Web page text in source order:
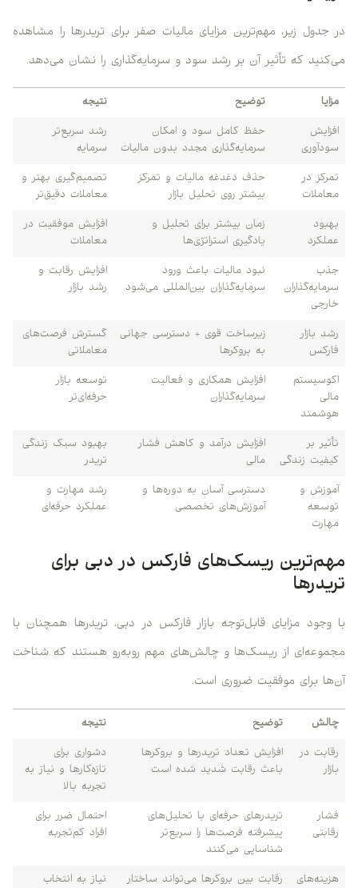
در جدول زیر، مهم‌ترین مزایای مالیات صفر برای تریدرها را مشاهده
می‌کنید که تأثیر آن بر رشد سود و سرمایه‌گذاری را نشان می‌دهد.
مزایا توضیح نتیجه
افزایش
سودآوری
حفظ کامل سود و امکان
سرمایه‌گذاری مجدد بدون مالیات
رشد سریع‌تر
سرمایه
تمرکز در
معاملات
حذف دغدغه مالیات و تمرکز
بیشتر روی تحلیل بازار
تصمیم‌گیری بهتر و
معاملات دقیق‌تر
بهبود
عملکرد
زمان بیشتر برای تحلیل و
یادگیری استراتژی‌ها
افزایش موفقیت در
معاملات
جذب
سرمایه‌گذاران
خارجی
نبود مالیات باعث ورود
سرمایه‌گذاران بین‌المللی می‌شود
افزایش رقابت و
رشد بازار
رشد بازار
فارکس
زیرساخت قوی + دسترسی جهانی
به بروکرها
گسترش فرصت‌های
معاملاتی
اکوسیستم
مالی
هوشمند
افزایش همکاری و فعالیت
سرمایه‌گذاران
توسعه بازار
حرفه‌ای‌تر
تأثیر بر
کیفیت زندگی
افزایش درآمد و کاهش فشار
مالی
بهبود سبک زندگی
تریدر
آموزش و
توسعه
مهارت
دسترسی آسان به دوره‌ها و
آموزش‌های تخصصی
رشد مهارت و
عملکرد حرفه‌ای
مهم‌ترین ریسک‌های فارکس در دبی برای
تریدرها
با وجود مزایای قابل‌توجه بازار فارکس در دبی، تریدرها همچنان با
مجموعه‌ای از ریسک‌ها و چالش‌های مهم روبه‌رو هستند که شناخت
آن‌ها برای موفقیت ضروری است.
چالش توضیح نتیجه
رقابت در
بازار
افزایش تعداد تریدرها و بروکرها
باعث رقابت شدید شده است
دشواری برای
تازه‌کارها و نیاز به
تجربه بالا
فشار
رقابتی
تریدرهای حرفه‌ای با تحلیل‌های
پیشرفته فرصت‌ها را سریع‌تر
شناسایی می‌کنند
احتمال ضرر برای
افراد کم‌تجربه
هزینه‌های
رقابت بین بروکرها می‌تواند ساختار
نیاز به انتخاب